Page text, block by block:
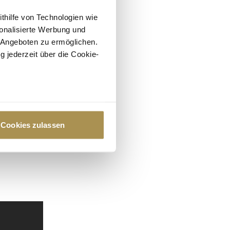
von Technologien wie
Werbung und
zu ermöglichen.
jederzeit über die Cookie-
Präferenzen im
Cookies zulassen